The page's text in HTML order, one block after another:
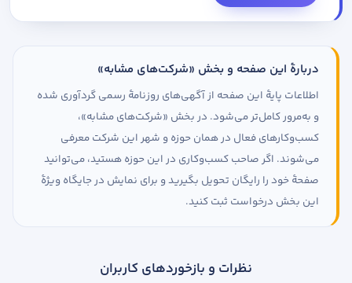
دربارهٔ این صفحه و بخش «شرکت‌های مشابه»
اطلاعات پایهٔ این صفحه از آگهی‌های روزنامهٔ رسمی گردآوری شده
و به‌مرور کامل‌تر می‌شود. در بخش «شرکت‌های مشابه»،
کسب‌وکارهای فعال در همان حوزه و شهر این شرکت معرفی
می‌شوند. اگر صاحب کسب‌وکاری در این حوزه هستید، می‌توانید
صفحهٔ خود را رایگان تحویل بگیرید و برای نمایش در جایگاه ویژهٔ
این بخش درخواست ثبت کنید.
نظرات و بازخوردهای کاربران